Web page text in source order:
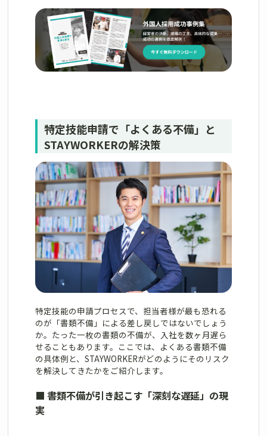
特定技能申請で「よくある不備」と
STAYWORKERの解決策
特定技能の申請プロセスで、担当者様が最も恐れる
のが「書類不備」による差し戻しではないでしょう
か。たった一枚の書類の不備が、入社を数ヶ月遅ら
せることもあります。ここでは、よくある書類不備
の具体例と、STAYWORKERがどのようにそのリスク
を解決してきたかをご紹介します。
■ 書類不備が引き起こす「深刻な遅延」の現
実